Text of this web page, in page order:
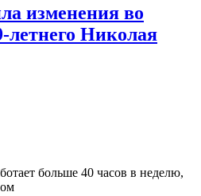
изменения во
летнего Николая
больше 40 часов в неделю,